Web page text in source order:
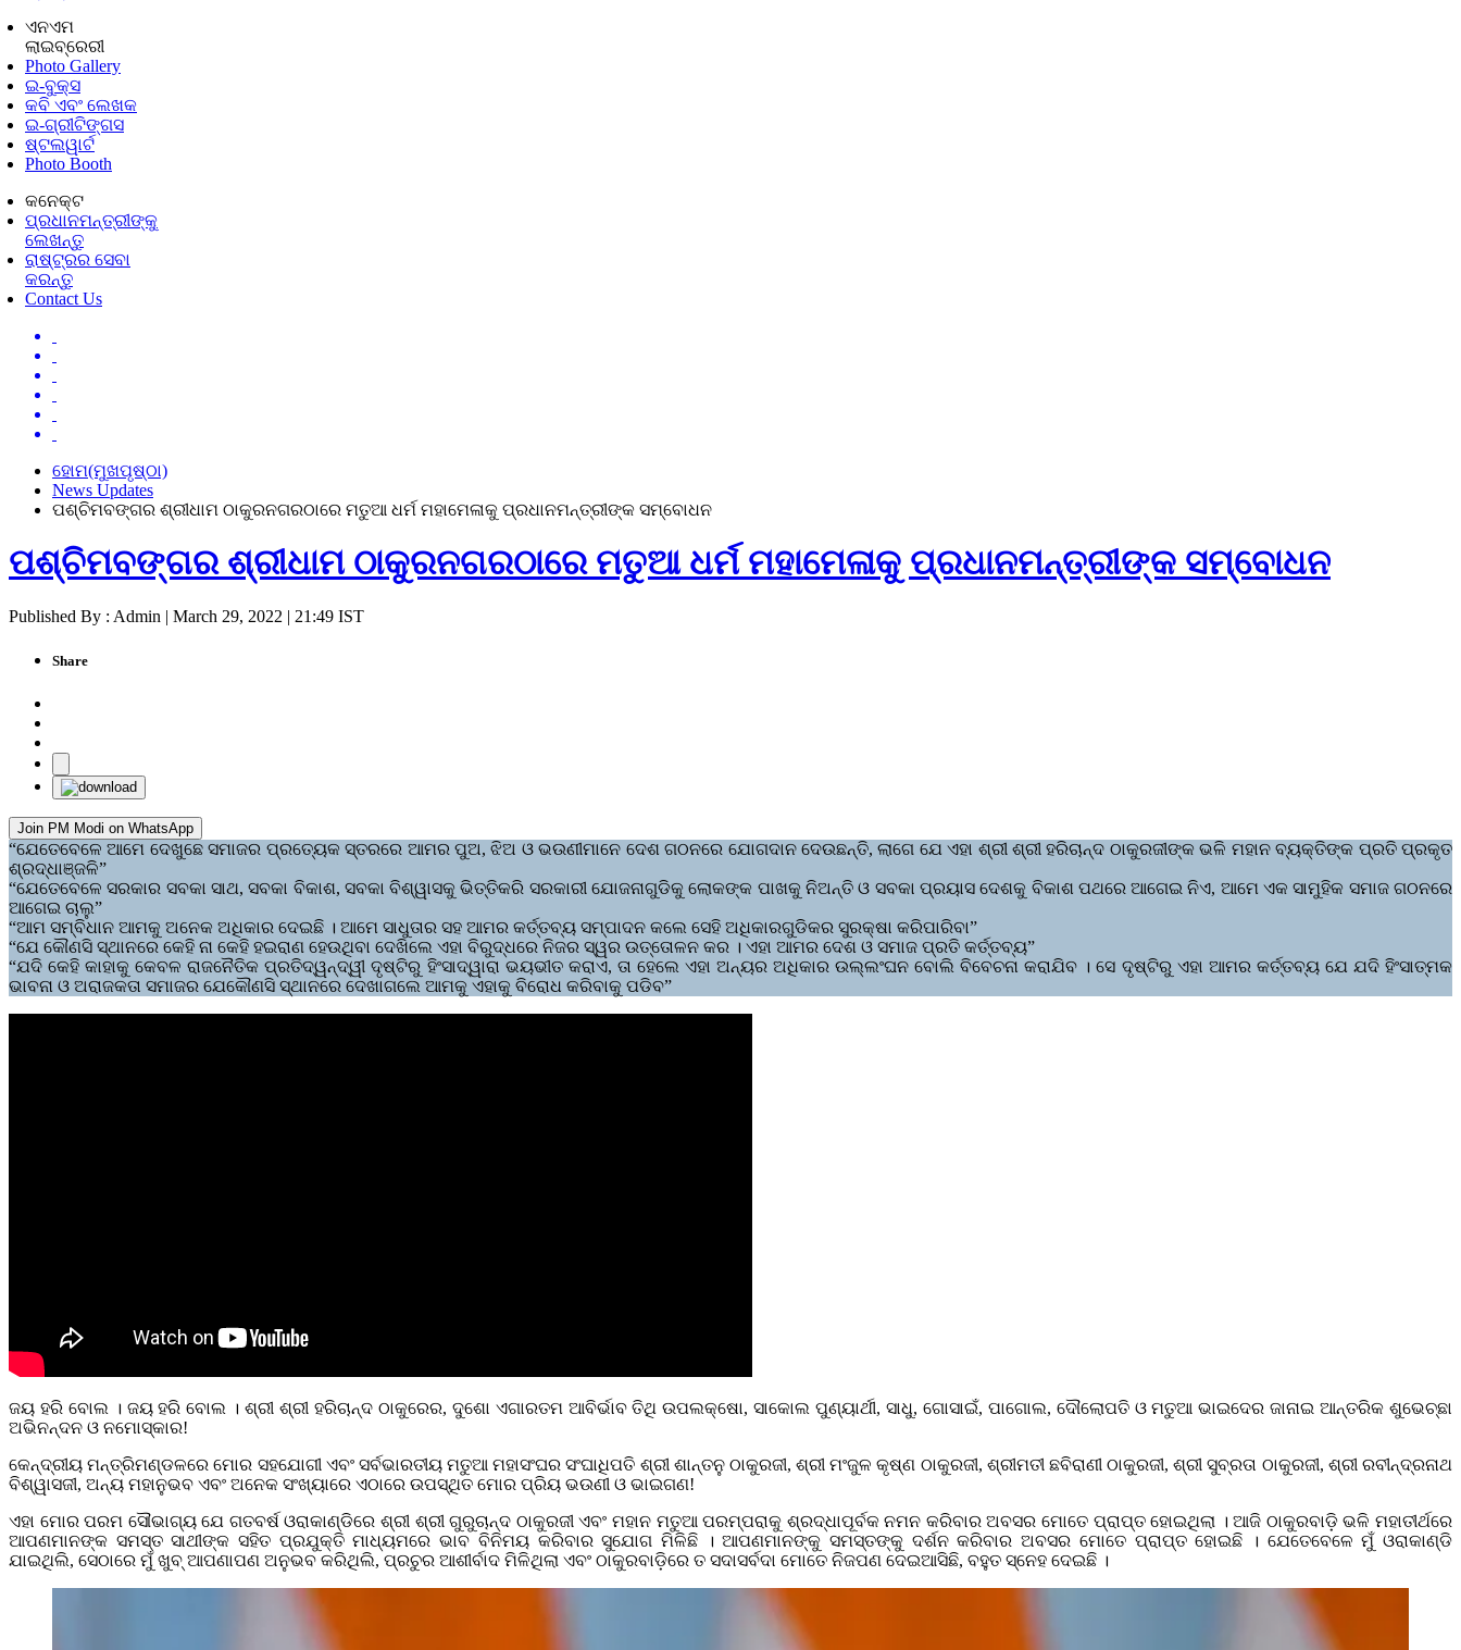
ଏନଏମ
ଲାଇବ୍ରେରୀ
Photo Gallery
ଇ-ବୁକ୍ସ
କବି ଏବଂ ଲେଖକ
ଇ-ଗ୍ରୀଟିଙ୍ଗସ
ଷ୍ଟଲୱାର୍ଟ
Photo Booth
କନେକ୍ଟ
ପ୍ରଧାନମନ୍ତ୍ରୀଙ୍କୁ
ଲେଖନ୍ତୁ
ରାଷ୍ଟ୍ରର ସେବା
କରନ୍ତୁ
Contact Us
ହୋମ(ମୁଖପୃଷ୍ଠା)
News Updates
ପଶ୍ଚିମବଙ୍ଗର ଶ୍ରୀଧାମ ଠାକୁରନଗରଠାରେ ମତୁଆ ଧର୍ମ ମହାମେଳାକୁ ପ୍ରଧାନମନ୍ତ୍ରୀଙ୍କ ସମ୍ବୋଧନ
ପଶ୍ଚିମବଙ୍ଗର ଶ୍ରୀଧାମ ଠାକୁରନଗରଠାରେ ମତୁଆ ଧର୍ମ ମହାମେଳାକୁ ପ୍ରଧାନମନ୍ତ୍ରୀଙ୍କ ସମ୍ବୋଧନ
Published By : Admin | March 29, 2022 | 21:49 IST
Share
Join PM Modi on WhatsApp
“ଯେତେବେଳେ ଆମେ ଦେଖୁଛେ ସମାଜର ପ୍ରତ୍ୟେକ ସ୍ତରରେ ଆମର ପୁଅ, ଝିଅ ଓ ଭଉଣୀମାନେ ଦେଶ ଗଠନରେ ଯୋଗଦାନ ଦେଉଛନ୍ତି, ଲାଗେ ଯେ ଏହା ଶ୍ରୀ ଶ୍ରୀ ହରିଚାନ୍ଦ ଠାକୁରଜୀଙ୍କ ଭଳି ମହାନ ବ୍ୟକ୍ତିଙ୍କ ପ୍ରତି ପ୍ରକୃତ
ଶ୍ରଦ୍ଧାଞ୍ଜଳି”
“ଯେତେବେଳେ ସରକାର ସବକା ସାଥ, ସବକା ବିକାଶ, ସବକା ବିଶ୍ୱାସକୁ ଭିତ୍ତିକରି ସରକାରୀ ଯୋଜନାଗୁଡିକୁ ଲୋକଙ୍କ ପାଖକୁ ନିଅନ୍ତି ଓ ସବକା ପ୍ରୟାସ ଦେଶକୁ ବିକାଶ ପଥରେ ଆଗେଇ ନିଏ, ଆମେ ଏକ ସାମୁହିକ ସମାଜ ଗଠନରେ
ଆଗେଇ ଚାଲୁ”
“ଆମ ସମ୍ବିଧାନ ଆମକୁ ଅନେକ ଅଧିକାର ଦେଇଛି । ଆମେ ସାଧୁତାର ସହ ଆମର କର୍ତ୍ତବ୍ୟ ସମ୍ପାଦନ କଲେ ସେହି ଅଧିକାରଗୁଡିକର ସୁରକ୍ଷା କରିପାରିବା”
“ଯେ କୌଣସି ସ୍ଥାନରେ କେହି ନା କେହି ହଇରାଣ ହେଉଥିବା ଦେଖିଲେ ଏହା ବିରୁଦ୍ଧରେ ନିଜର ସ୍ୱର ଉତ୍ତୋଳନ କର । ଏହା ଆମର ଦେଶ ଓ ସମାଜ ପ୍ରତି କର୍ତ୍ତବ୍ୟ”
“ଯଦି କେହି କାହାକୁ କେବଳ ରାଜନୈତିକ ପ୍ରତିଦ୍ୱନ୍ଦ୍ୱୀ ଦୃଷ୍ଟିରୁ ହିଂସାଦ୍ୱାରା ଭୟଭୀତ କରାଏ, ତା ହେଲେ ଏହା ଅନ୍ୟର ଅଧିକାର ଉଲ୍ଲଂଘନ ବୋଲି ବିବେଚନା କରାଯିବ । ସେ ଦୃଷ୍ଟିରୁ ଏହା ଆମର କର୍ତ୍ତବ୍ୟ ଯେ ଯଦି ହିଂସାତ୍ମକ
ଭାବନା ଓ ଅରାଜକତା ସମାଜର ଯେକୌଣସି ସ୍ଥାନରେ ଦେଖାଗଲେ ଆମକୁ ଏହାକୁ ବିରୋଧ କରିବାକୁ ପଡିବ”
ଜୟ ହରି ବୋଲ । ଜୟ ହରି ବୋଲ । ଶ୍ରୀ ଶ୍ରୀ ହରିଚାନ୍ଦ ଠାକୁରେର, ଦୁଶୋ ଏଗାରତମ ଆବିର୍ଭାବ ତିଥି ଉପଲକ୍ଷୋ, ସାକୋଲ ପୁଣ୍ୟାର୍ଥୀ, ସାଧୁ, ଗୋସାଇଁ, ପାଗୋଲ, ଦୌଲୋପତି ଓ ମତୁଆ ଭାଇଦେର ଜାନାଇ ଆନ୍ତରିକ ଶୁଭେଚ୍ଛା
ଅଭିନନ୍ଦନ ଓ ନମୋସ୍କାର!
କେନ୍ଦ୍ରୀୟ ମନ୍ତ୍ରିମଣ୍ଡଳରେ ମୋର ସହଯୋଗୀ ଏବଂ ସର୍ବଭାରତୀୟ ମତୁଆ ମହାସଂଘର ସଂଘାଧିପତି ଶ୍ରୀ ଶାନ୍ତନୁ ଠାକୁରଜୀ, ଶ୍ରୀ ମଂଜୁଳ କୃଷ୍ଣ ଠାକୁରଜୀ, ଶ୍ରୀମତୀ ଛବିରାଣୀ ଠାକୁରଜୀ, ଶ୍ରୀ ସୁବ୍ରତା ଠାକୁରଜୀ, ଶ୍ରୀ ରବୀନ୍ଦ୍ରନାଥ
ବିଶ୍ୱାସଜୀ, ଅନ୍ୟ ମହାନୁଭବ ଏବଂ ଅନେକ ସଂଖ୍ୟାରେ ଏଠାରେ ଉପସ୍ଥିତ ମୋର ପ୍ରିୟ ଭଉଣୀ ଓ ଭାଇଗଣ!
ଏହା ମୋର ପରମ ସୌଭାଗ୍ୟ ଯେ ଗତବର୍ଷ ଓରାକାଣ୍ଡିରେ ଶ୍ରୀ ଶ୍ରୀ ଗୁରୁଚାନ୍ଦ ଠାକୁରଜୀ ଏବଂ ମହାନ ମତୁଆ ପରମ୍ପରାକୁ ଶ୍ରଦ୍ଧାପୂର୍ବକ ନମନ କରିବାର ଅବସର ମୋତେ ପ୍ରାପ୍ତ ହୋଇଥିଲା । ଆଜି ଠାକୁରବାଡ଼ି ଭଳି ମହାତୀର୍ଥରେ
ଆପଣମାନଙ୍କ ସମସ୍ତ ସାଥୀଙ୍କ ସହିତ ପ୍ରଯୁକ୍ତି ମାଧ୍ୟମରେ ଭାବ ବିନିମୟ କରିବାର ସୁଯୋଗ ମିଳିଛି । ଆପଣମାନଙ୍କୁ ସମସ୍ତଙ୍କୁ ଦର୍ଶନ କରିବାର ଅବସର ମୋତେ ପ୍ରାପ୍ତ ହୋଇଛି । ଯେତେବେଳେ ମୁଁ ଓରାକାଣ୍ଡି
ଯାଇଥିଲି, ସେଠାରେ ମୁଁ ଖୁବ୍‌ ଆପଣାପଣ ଅନୁଭବ କରିଥିଲି, ପ୍ରଚୁର ଆଶୀର୍ବାଦ ମିଳିଥିଲା ଏବଂ ଠାକୁରବାଡ଼ିରେ ତ ସଦାସର୍ବଦା ମୋତେ ନିଜପଣ ଦେଇଆସିଛି, ବହୁତ ସ୍ନେହ ଦେଇଛି ।